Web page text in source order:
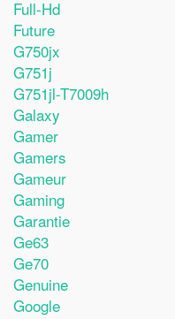
Full-Hd
Future
G750jx
G751j
G751jl-T7009h
Galaxy
Gamer
Gamers
Gameur
Gaming
Garantie
Ge63
Ge70
Genuine
Google